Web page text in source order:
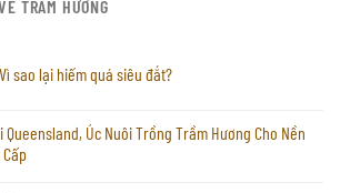
TRẦM HƯƠNG
sao lại hiếm quá siêu đắt?
Queensland, Úc Nuôi Trồng Trầm Hương Cho Nền